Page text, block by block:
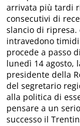
arrivata più tardi
consecutivi di
slancio di ripresa.
intravedono
procede a passo
lunedì 14 agosto,
presidente della
del segretario
alla politica di
pensare a un
successo il